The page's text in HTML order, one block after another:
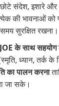
संदेश, इशारे
की भावनाओं को
सुरक्षित रखना।
के साथ सहयोग
ध्यान, तर्क के
का पालन करना
जा सके।